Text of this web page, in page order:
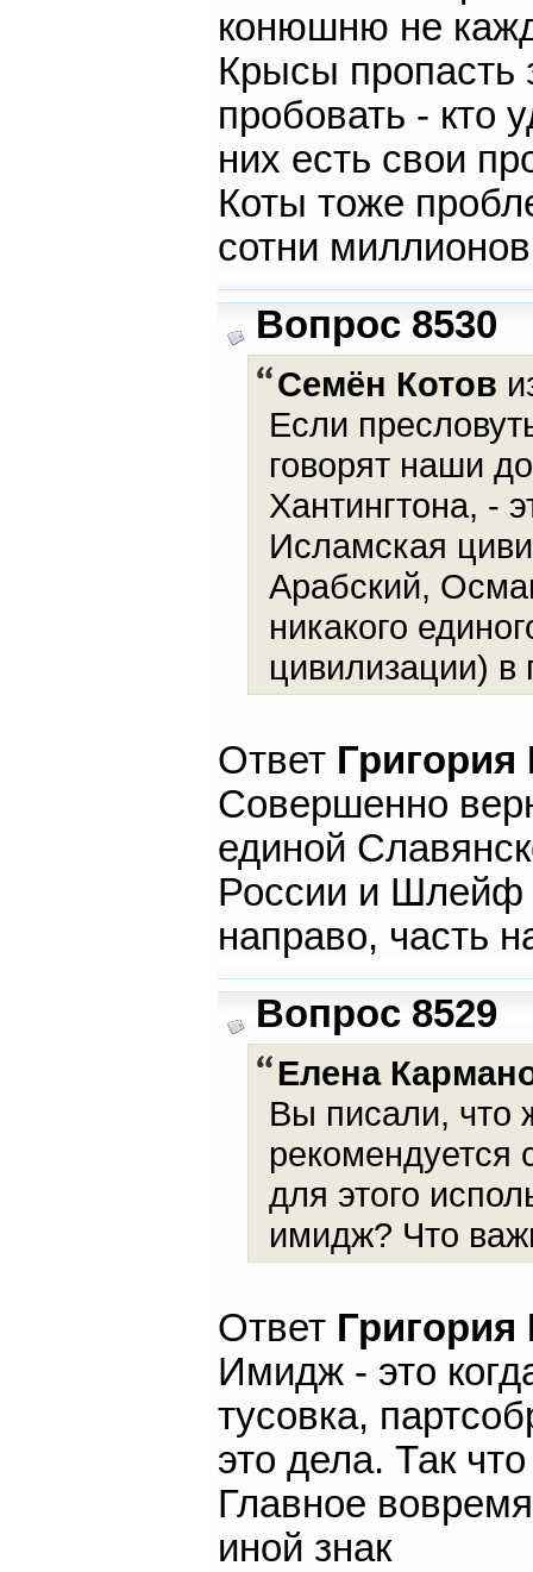
конюшню не
Крысы пропасть
пробовать - кто
них есть свои
Коты тоже
сотни
Вопрос 8530
Семён Котов
Если
говорят наши
Хантингтона, -
Исламская
Арабский,
никакого
цивилизации)
Ответ
Совершенно
единой
России и Шлейф
направо, часть
Вопрос 8529
Елена
Вы писали, что
рекомендуется
для этого
имидж? Что
Ответ
Имидж - это
тусовка,
это дела. Так
Главное
иной знак